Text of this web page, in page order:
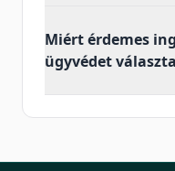
Miért érdemes
ügyvédet